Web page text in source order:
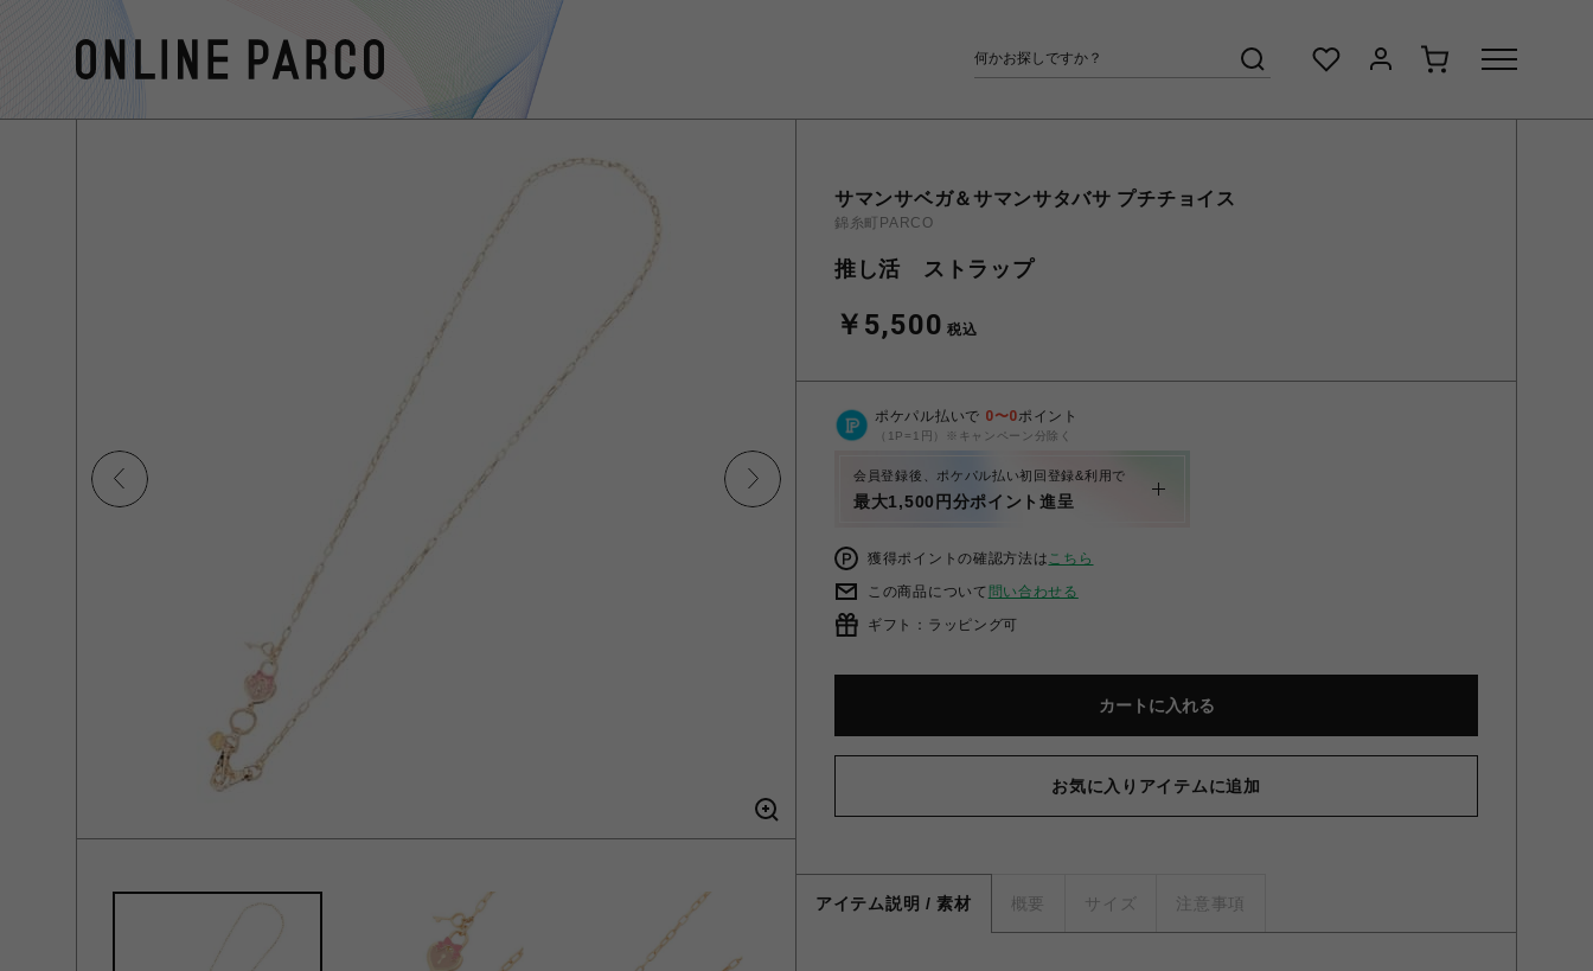
サマンサベガ＆サマンサタバサ プチチョイス
錦糸町PARCO
推し活 ストラップ
￥5,500 税込
ポケパル払いで 0〜0ポイント
（1P=1円）※キャンペーン分除く
会員登録後、ポケパル払い初回登録&利用で
最大1,500円分ポイント進呈
獲得ポイントの確認方法はこちら
この商品について 問い合わせる
ギフト：ラッピング可
カートに入れる
お気に入りアイテムに追加
アイテム説明 / 素材 概要 サイズ 注意事項